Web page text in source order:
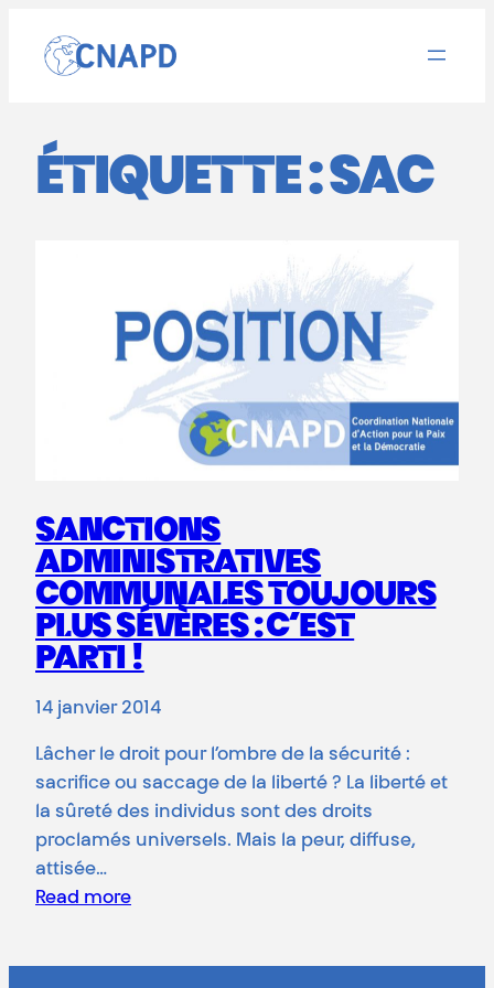
contenu
ÉTIQUETTE :SAC
SANCTIONS
ADMINISTRATIVES
COMMUNALES TOUJOURS
PLUS SÉVÈRES : C’EST
PARTI !
14 janvier 2014
Lâcher le droit pour l’ombre de la sécurité :
sacrifice ou saccage de la liberté ? La liberté et
la sûreté des individus sont des droits
proclamés universels. Mais la peur, diffuse,
attisée…
Read more